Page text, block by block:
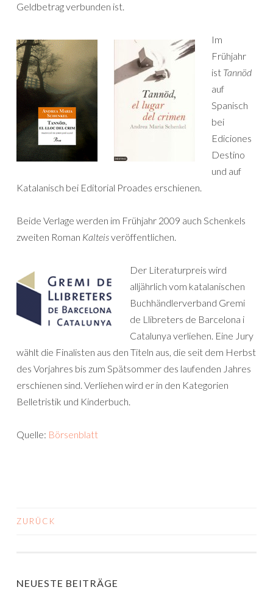
Geldbetrag verbunden ist.
Im
Frühjahr
ist Tannöd
auf
Spanisch
bei
Ediciones
Destino
und auf
Katalanisch bei Editorial Proades erschienen.
Beide Verlage werden im Frühjahr 2009 auch Schenkels
zweiten Roman Kalteisveröffentlichen.
Der Literaturpreis wird
alljährlich vom katalanischen
Buchhändlerverband Gremi
de Llibreters de Barcelona i
Catalunya verliehen. Eine Jury
wählt die Finalisten aus den Titeln aus, die seit dem Herbst
des Vorjahres bis zum Spätsommer des laufenden Jahres
erschienen sind. Verliehen wird er in den Kategorien
Belletristik und Kinderbuch.
Quelle: Börsenblatt
BEITRAGS-
ZURÜCK
NEUESTE BEITRÄGE